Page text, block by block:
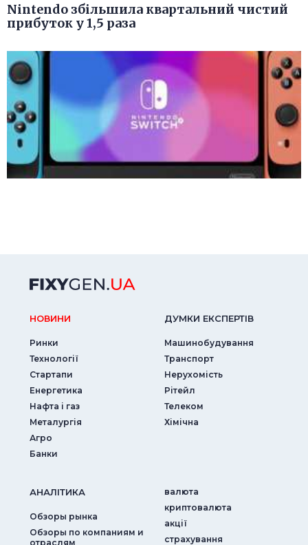
Nintendo збільшила квартальний чистий
прибуток у 1,5 раза
НОВИНИ
Ринки
Технології
Стартапи
Енергетика
Нафта і газ
Металургія
Агро
Банки
ДУМКИ ЕКСПЕРТIВ
Машинобудування
Транспорт
Нерухомість
Рітейл
Телеком
Хімічна
АНАЛIТИКА
Обзоры рынка
Обзоры по компаниям и
отраслям
валюта
криптовалюта
акції
страхування